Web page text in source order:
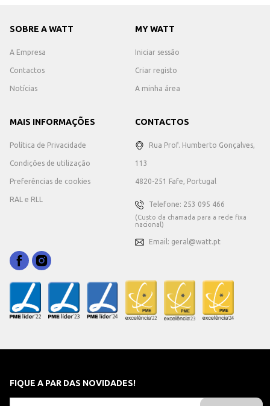
SOBRE A WATT
A Empresa
Contactos
Notícias
MY WATT
Iniciar sessão
Criar registo
A minha área
MAIS INFORMAÇÕES
Política de Privacidade
Condições de utilização
Preferências de cookies
RAL e RLL
CONTACTOS
Rua Prof. Humberto Gonçalves,
113
4820-251 Fafe, Portugal
Telefone: 253 095 466
(Custo da chamada para a rede fixa
nacional)
Email: geral@watt.pt
FIQUE A PAR DAS NOVIDADES!